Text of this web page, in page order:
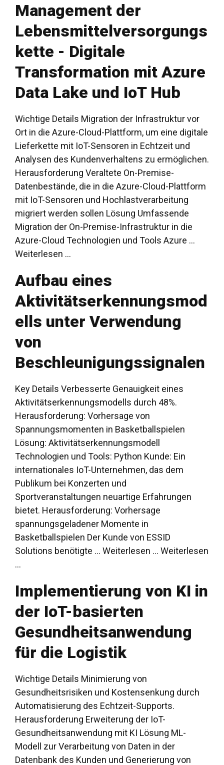
Management der
Lebensmittelversorgungs
kette - Digitale
Transformation mit Azure
Data Lake und IoT Hub
Wichtige Details Migration der Infrastruktur vor
Ort in die Azure-Cloud-Plattform, um eine digitale
Lieferkette mit IoT-Sensoren in Echtzeit und
Analysen des Kundenverhaltens zu ermöglichen.
Herausforderung Veraltete On-Premise-
Datenbestände, die in die Azure-Cloud-Plattform
mit IoT-Sensoren und Hochlastverarbeitung
migriert werden sollen Lösung Umfassende
Migration der On-Premise-Infrastruktur in die
Azure-Cloud Technologien und Tools Azure ...
Weiterlesen …
Aufbau eines
Aktivitätserkennungsmod
ells unter Verwendung
von
Beschleunigungssignalen
Key Details Verbesserte Genauigkeit eines
Aktivitätserkennungsmodells durch 48%.
Herausforderung: Vorhersage von
Spannungsmomenten in Basketballspielen
Lösung: Aktivitätserkennungsmodell
Technologien und Tools: Python Kunde: Ein
internationales IoT-Unternehmen, das dem
Publikum bei Konzerten und
Sportveranstaltungen neuartige Erfahrungen
bietet. Herausforderung: Vorhersage
spannungsgeladener Momente in
Basketballspielen Der Kunde von ESSID
Solutions benötigte ... Weiterlesen ... Weiterlesen
…
Implementierung von KI in
der IoT-basierten
Gesundheitsanwendung
für die Logistik
Wichtige Details Minimierung von
Gesundheitsrisiken und Kostensenkung durch
Automatisierung des Echtzeit-Supports.
Herausforderung Erweiterung der IoT-
Gesundheitsanwendung mit KI Lösung ML-
Modell zur Verarbeitung von Daten in der
Datenbank des Kunden und Generierung von